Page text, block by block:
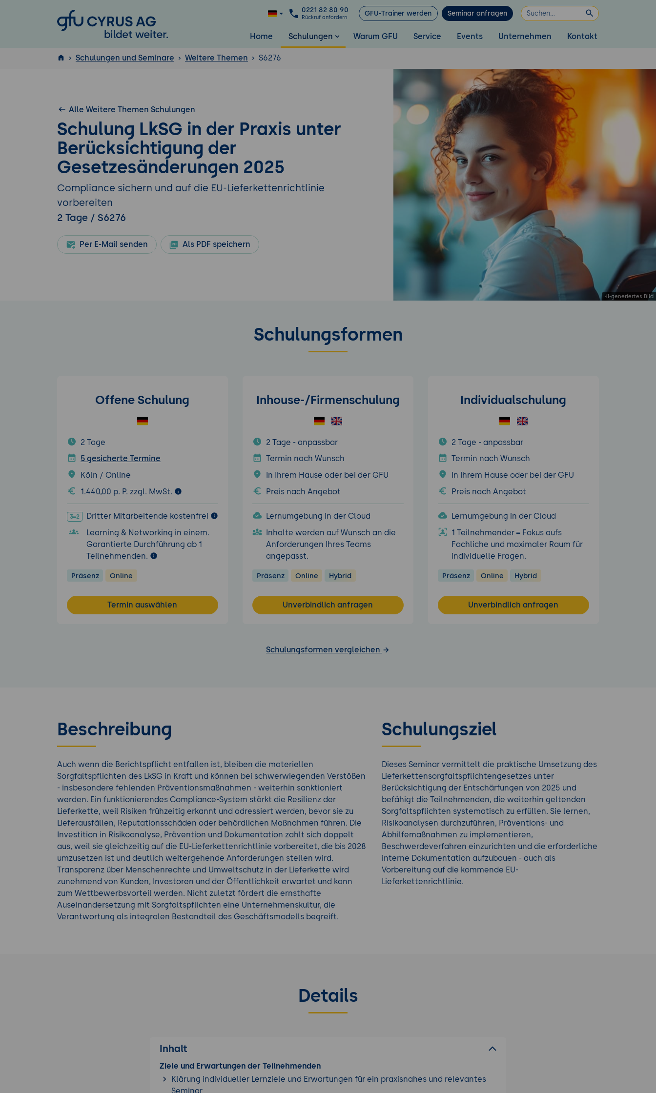
GFU Cyrus AG
0221 82 80 90
Rückruf anfordern GFU-Trainer werden Seminar anfragen
Home Schulungen Warum GFU Service Events Unternehmen Kontakt
ISTQB
Schulungen und Seminare Weitere Themen S6276
Alle Weitere Themen Schulungen
Schulung LkSG in der Praxis unter
Berücksichtigung der
Gesetzesänderungen 2025
Compliance sichern und auf die EU-Lieferkettenrichtlinie
vorbereiten
2 Tage / S6276
Per E-Mail senden Als PDF speichern
Schulungsformen
Offene Schulung
2 Tage
5 gesicherte Termine
Köln / Online
1.440,00 p. P. zzgl. MwSt.
Dritter Mitarbeitende kostenfrei
Learning & Networking in einem.
Garantierte Durchführung ab 1
Teilnehmenden.
Präsenz Online
Termin auswählen
Inhouse-/Firmenschulung
2 Tage - anpassbar
Termin nach Wunsch
In Ihrem Hause oder bei der GFU
Preis nach Angebot
Lernumgebung in der Cloud
Inhalte werden auf Wunsch an die
Anforderungen Ihres Teams
angepasst.
Präsenz Online Hybrid
Unverbindlich anfragen
Individualschulung
2 Tage - anpassbar
Termin nach Wunsch
In Ihrem Hause oder bei der GFU
Preis nach Angebot
Lernumgebung in der Cloud
1 Teilnehmender = Fokus aufs
Fachliche und maximaler Raum für
individuelle Fragen.
Präsenz Online Hybrid
Unverbindlich anfragen
Schulungsformen vergleichen
Beschreibung
Auch wenn die Berichtspflicht entfallen ist, bleiben die materiellen
Sorgfaltspflichten des LkSG in Kraft und können bei schwerwiegenden Verstößen
- insbesondere fehlenden Präventionsmaßnahmen - weiterhin sanktioniert
werden. Ein funktionierendes Compliance-System stärkt die Resilienz der
Lieferkette, weil Risiken frühzeitig erkannt und adressiert werden, bevor sie zu
Lieferausfällen, Reputationsschäden oder behördlichen Maßnahmen führen. Die
Investition in Risikoanalyse, Prävention und Dokumentation zahlt sich doppelt
aus, weil sie gleichzeitig auf die EU-Lieferkettenrichtlinie vorbereitet, die bis 2028
umzusetzen ist und deutlich weitergehende Anforderungen stellen wird.
Transparenz über Menschenrechte und Umweltschutz in der Lieferkette wird
zunehmend von Kunden, Investoren und der Öffentlichkeit erwartet und kann
zum Wettbewerbsvorteil werden. Nicht zuletzt fördert die ernsthafte
Auseinandersetzung mit Sorgfaltspflichten eine Unternehmenskultur, die
Verantwortung als integralen Bestandteil des Geschäftsmodells begreift.
Schulungsziel
Dieses Seminar vermittelt die praktische Umsetzung des
Lieferkettensorgfaltspflichtengesetzes unter
Berücksichtigung der Entschärfungen von 2025 und
befähigt die Teilnehmenden, die weiterhin geltenden
Sorgfaltspflichten systematisch zu erfüllen. Sie lernen,
Risikoanalysen durchzuführen, Präventions- und
Abhilfemaßnahmen zu implementieren,
Beschwerdeverfahren einzurichten und die erforderliche
interne Dokumentation aufzubauen - auch als
Vorbereitung auf die kommende EU-
Lieferkettenrichtlinie.
Details
Inhalt
Ziele und Erwartungen der Teilnehmenden
Klärung individueller Lernziele und Erwartungen für ein praxisnahes und relevantes
Seminar